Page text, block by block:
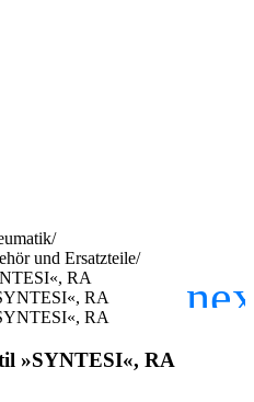
/
und Ersatzteile/
RA
»SYNTESI«, RA